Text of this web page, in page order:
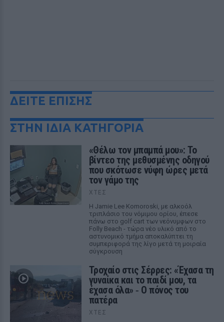
ΔΕΙΤΕ ΕΠΙΣΗΣ
ΣΤΗΝ ΙΔΙΑ ΚΑΤΗΓΟΡΙΑ
«Θέλω τον μπαμπά μου»: Το
βίντεο της μεθυσμένης οδηγού
που σκότωσε νύφη ώρες μετά
τον γάμο της
ΧΤΕΣ
Η Jamie Lee Komoroski, με αλκοόλ
τριπλάσιο του νόμιμου ορίου, έπεσε
πάνω στο golf cart των νεόνυμφων στο
Folly Beach - τώρα νέο υλικό από το
αστυνομικό τμήμα αποκαλύπτει τη
συμπεριφορά της λίγο μετά τη μοιραία
σύγκρουση
Τροχαίο στις Σέρρες: «Έχασα τη
γυναίκα και το παιδί μου, τα
έχασα όλα» ‑ Ο πόνος του
πατέρα
ΧΤΕΣ